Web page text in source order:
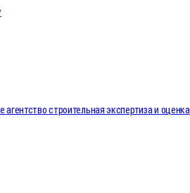
строительная экспертиза и оценка